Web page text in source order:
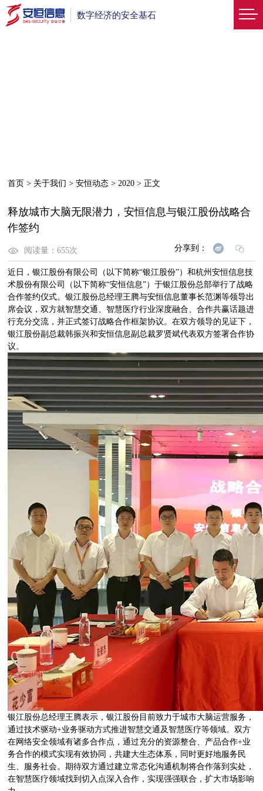
数字经济的安全基石
首页 > 关于我们 >安恒动态 >2020 > 正文
释放城市大脑无限潜力，安恒信息与银江股份战略合
作签约
阅读量：655次 分享到：
近日，银江股份有限公司（以下简称“银江股份”）和杭州安恒信息技
术股份有限公司（以下简称“安恒信息”）于银江股份总部举行了战略
合作签约仪式。银江股份总经理王腾与安恒信息董事长范渊等领导出
席会议，双方就智慧交通、智慧医疗行业深度融合、合作共赢话题进
行充分交流，并正式签订战略合作框架协议。在双方领导的见证下，
银江股份副总裁韩振兴和安恒信息副总裁罗贤斌代表双方签署合作协
议。
银江股份总经理王腾表示，银江股份目前致力于城市大脑运营服务，
通过技术驱动+业务驱动方式推进智慧交通及智慧医疗等领域。双方
在网络安全领域有诸多合作点，通过充分的资源整合、产品合作+业
务合作的模式实现有效协同，共建大生态体系，同时更好地服务民
生、服务社会。期待双方通过建立常态化沟通机制将合作落到实处，
在智慧医疗领域找到切入点深入合作，实现强强联合，扩大市场影响